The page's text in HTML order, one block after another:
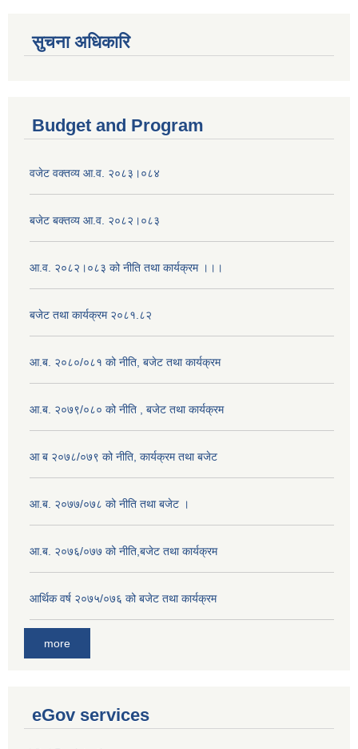
सुचना अधिकारि
Budget and Program
वजेट वक्तव्य आ.व. २०८३।०८४
बजेट बक्तव्य आ.व. २०८२।०८३
आ.व. २०८२।०८३ को नीति तथा कार्यक्रम ।।।
बजेट तथा कार्यक्रम २०८१.८२
आ.ब. २०८०/०८१ को नीति, बजेट तथा कार्यक्रम
आ.ब. २०७९/०८० को नीति , बजेट तथा कार्यक्रम
आ ब २०७८/०७९ को नीति, कार्यक्रम तथा बजेट
आ.ब. २०७७/०७८ को नीति तथा बजेट ।
आ.ब. २०७६/०७७ को नीति,बजेट तथा कार्यक्रम
आर्थिक वर्ष २०७५/०७६ को बजेट तथा कार्यक्रम
more
eGov services